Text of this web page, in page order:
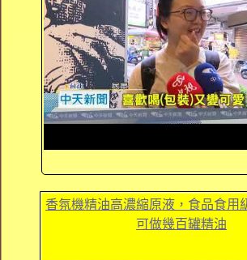
香氛機精油高濃縮原液，食品食用
可做幾百罐精油